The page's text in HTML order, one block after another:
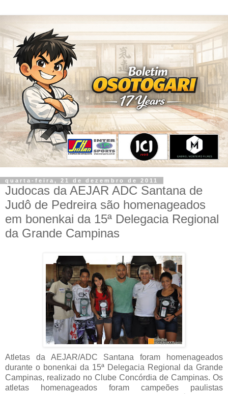
quarta-feira, 21 de dezembro de 2011
Judocas da AEJAR ADC Santana de
Judô de Pedreira são homenageados
em bonenkai da 15ª Delegacia Regional
da Grande Campinas
Atletas da AEJAR/ADC Santana foram homenageados
durante o bonenkai da 15ª Delegacia Regional da Grande
Campinas, realizado no Clube Concórdia de Campinas. Os
atletas homenageados foram campeões paulistas